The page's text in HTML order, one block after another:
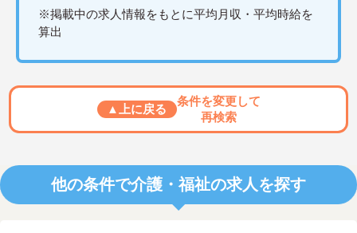
※掲載中の求人情報をもとに平均月収・平均時給を
算出
▲上に戻る
条件を変更して
再検索
他の条件で介護・福祉の求人を探す